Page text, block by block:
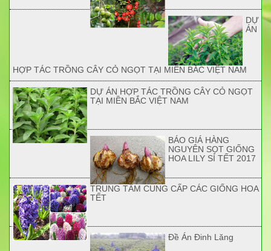
DỰ
ÁN
HỢP TÁC TRỒNG CÂY CỎ NGỌT TẠI MIỀN BẮC VIỆT NAM
DỰ ÁN HỢP TÁC TRỒNG CÂY CỎ NGỌT
TẠI MIỀN BẮC VIỆT NAM
BÁO GIÁ HÀNG
NGUYÊN SỌT GIỐNG
HOA LILY SỈ TẾT 2017
TRUNG TÂM CUNG CẤP CÁC GIỐNG HOA
TẾT
Đề Án Đinh Lăng